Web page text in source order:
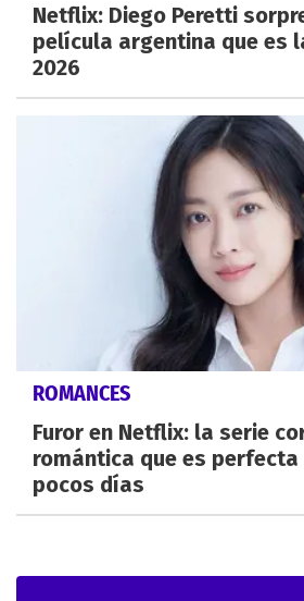
Netflix: Diego Peretti
película argentina que es
2026
ROMANCES
Furor en Netflix: la serie
romántica que es perfecta
pocos días